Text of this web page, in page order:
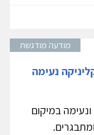
מודעה מודגשת
נעימה
במיקום